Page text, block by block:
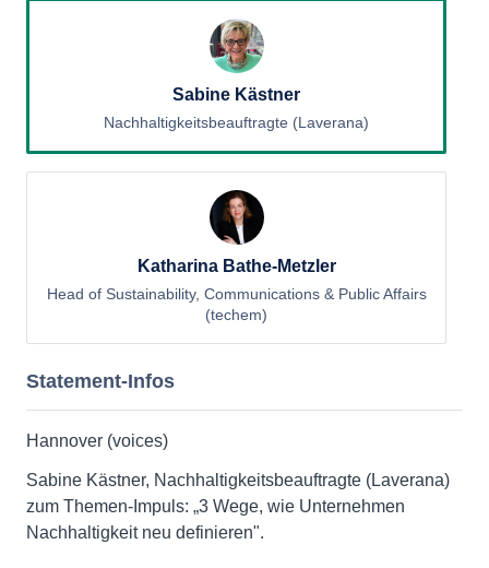
Sabine Kästner
Nachhaltigkeitsbeauftragte (Laverana)
Katharina Bathe-Metzler
Head of Sustainability, Communications & Public Affairs
(techem)
Statement-Infos
Hannover (voices)
Sabine Kästner, Nachhaltigkeitsbeauftragte (Laverana)
zum Themen-Impuls: „3 Wege, wie Unternehmen
Nachhaltigkeit neu definieren".